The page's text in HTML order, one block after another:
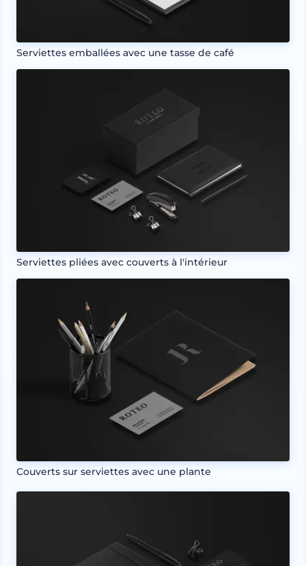
Serviettes emballées avec une tasse de café
Serviettes pliées avec couverts à l'intérieur
Couverts sur serviettes avec une plante